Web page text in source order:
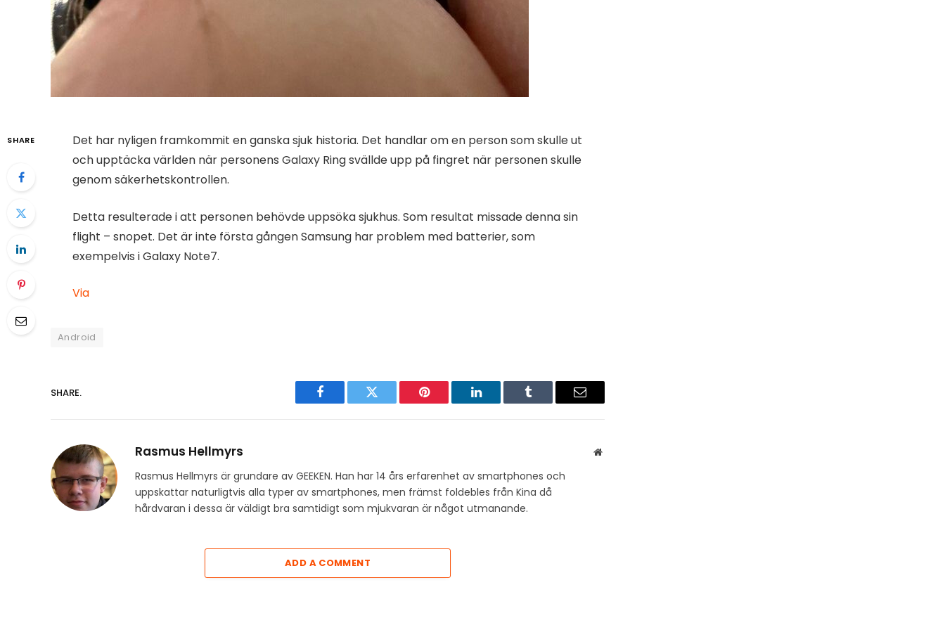
SHARE
Det har nyligen framkommit en ganska sjuk historia. Det handlar om en person som skulle ut
och upptäcka världen när personens Galaxy Ring svällde upp på fingret när personen skulle
genom säkerhetskontrollen.
Detta resulterade i att personen behövde uppsöka sjukhus. Som resultat missade denna sin
flight – snopet. Det är inte första gången Samsung har problem med batterier, som
exempelvis i Galaxy Note7.
Via
Android
SHARE.
Facebook Twitter Pinterest LinkedIn Tumblr Email
Rasmus Hellmyrs Website
Rasmus Hellmyrs är grundare av GEEKEN. Han har 14 års erfarenhet av smartphones och
uppskattar naturligtvis alla typer av smartphones, men främst foldebles från Kina då
hårdvaran i dessa är väldigt bra samtidigt som mjukvaran är något utmanande.
ADD A COMMENT